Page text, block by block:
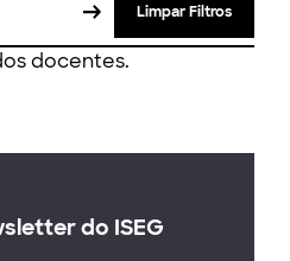
Limpar Filtros
docentes.
do ISEG